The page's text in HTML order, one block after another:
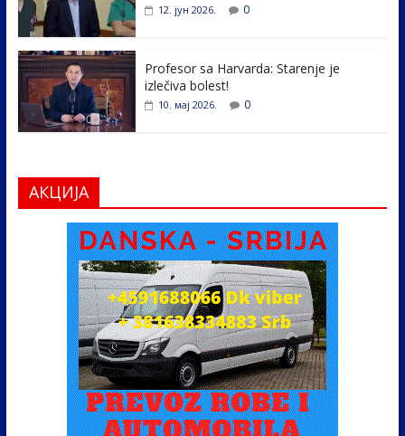
12. јун 2026. 0
Profesor sa Harvarda: Starenje je
izlečiva bolest!
10. мај 2026. 0
АКЦИЈА